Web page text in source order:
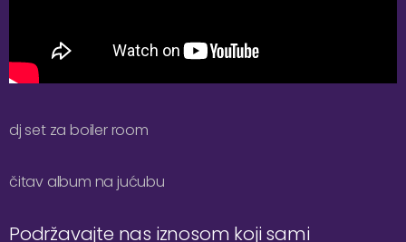
dj set za boiler room
čitav album na jućubu
Podržavajte nas iznosom koji sami